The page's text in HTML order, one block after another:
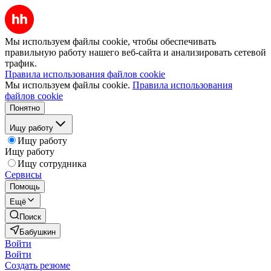
Мы используем файлы cookie, чтобы обеспечивать
правильную работу нашего веб-сайта и анализировать сетевой
трафик.
Правила использования файлов cookie
Мы используем файлы cookie. Правила использования
файлов cookie
Понятно
Ищу работу
Ищу работу
Ищу работу
Ищу сотрудника
Сервисы
Помощь
Ещё
Поиск
Бабушкин
Войти
Войти
Создать резюме